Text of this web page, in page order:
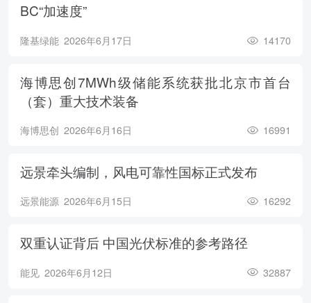
BC“加速度”
隆基绿能 2026年6月17日 14170
海博思创7MWh级储能系统获批北京市首台
（套）重大技术装备
海博思创 2026年6月16日 16991
远景牵头编制，风电可靠性国标正式发布
远景能源 2026年6月15日 16292
双重认证背后 中国光伏标准的参考路径
能见 2026年6月12日 32887